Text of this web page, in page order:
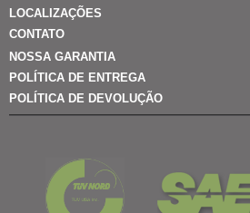
LOCALIZAÇÕES
CONTATO
NOSSA GARANTIA
POLÍTICA DE ENTREGA
POLÍTICA DE DEVOLUÇÃO